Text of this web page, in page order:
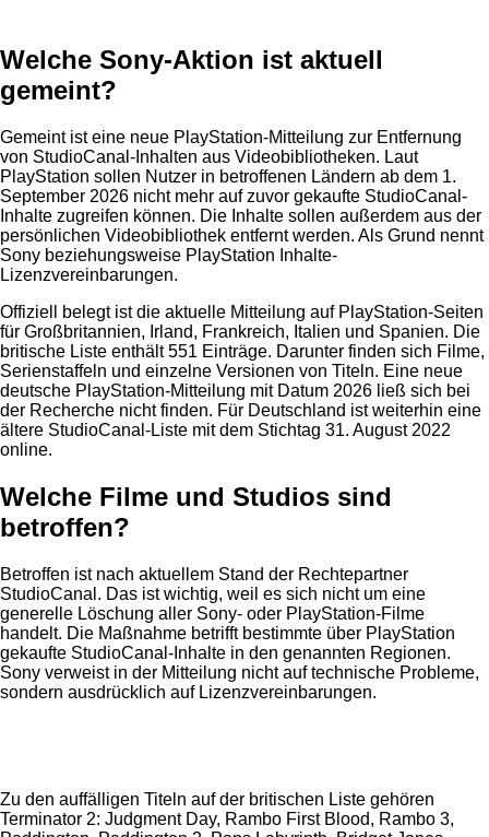
Welche Sony-Aktion ist aktuell
gemeint?
Gemeint ist eine neue PlayStation-Mitteilung zur Entfernung
von StudioCanal-Inhalten aus Videobibliotheken. Laut
PlayStation sollen Nutzer in betroffenen Ländern ab dem 1.
September 2026 nicht mehr auf zuvor gekaufte StudioCanal-
Inhalte zugreifen können. Die Inhalte sollen außerdem aus der
persönlichen Videobibliothek entfernt werden. Als Grund nennt
Sony beziehungsweise PlayStation Inhalte-
Lizenzvereinbarungen.
Offiziell belegt ist die aktuelle Mitteilung auf PlayStation-Seiten
für Großbritannien, Irland, Frankreich, Italien und Spanien. Die
britische Liste enthält 551 Einträge. Darunter finden sich Filme,
Serienstaffeln und einzelne Versionen von Titeln. Eine neue
deutsche PlayStation-Mitteilung mit Datum 2026 ließ sich bei
der Recherche nicht finden. Für Deutschland ist weiterhin eine
ältere StudioCanal-Liste mit dem Stichtag 31. August 2022
online.
Welche Filme und Studios sind
betroffen?
Betroffen ist nach aktuellem Stand der Rechtepartner
StudioCanal. Das ist wichtig, weil es sich nicht um eine
generelle Löschung aller Sony- oder PlayStation-Filme
handelt. Die Maßnahme betrifft bestimmte über PlayStation
gekaufte StudioCanal-Inhalte in den genannten Regionen.
Sony verweist in der Mitteilung nicht auf technische Probleme,
sondern ausdrücklich auf Lizenzvereinbarungen.
Zu den auffälligen Titeln auf der britischen Liste gehören
Terminator 2: Judgment Day, Rambo First Blood, Rambo 3,